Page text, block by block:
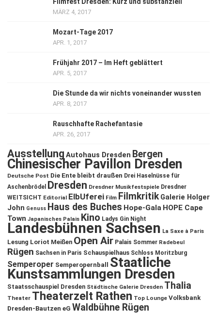
Filmfest Dresden: Kurz und substanziell
MÄRZ 4, 2017
Mozart-Tage 2017
APR. 1, 2017
Frühjahr 2017 – Im Heft geblättert
APR. 5, 2017
Die Stunde da wir nichts voneinander wussten
APR. 8, 2017
Rauschhafte Rachefantasie
APR. 26, 2017
Ausstellung Autohaus Dresden Bergen
Chinesischer Pavillon Dresden
Deutsche Post Die Ente bleibt draußen Drei Haselnüsse für
Aschenbrödel
Dresden Dresdner Musikfestspiele Dresdner
WEITSICHT Editorial ElbUferei Film Filmkritik Galerie Holger
John Genuss Haus des Buches Hope-Gala HOPE Cape
Town Japanisches Palais Kino Ladys Gin Night
Landesbühnen Sachsen La Saxe à Paris
Lesung Loriot Meißen Open Air Palais Sommer Radebeul
Rügen Sachsen in Paris Schauspielhaus Schloss Moritzburg
Semperoper Semperopernball Staatliche
Kunstsammlungen Dresden
Staatsschauspiel Dresden Städtische Galerie Dresden Thalia
Theater Theaterzelt Rathen Top Lounge Volksbank
Dresden-Bautzen eG Waldbühne Rügen